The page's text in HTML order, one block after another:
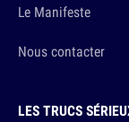
Le Manifeste
Nous contacter
LES TRUCS